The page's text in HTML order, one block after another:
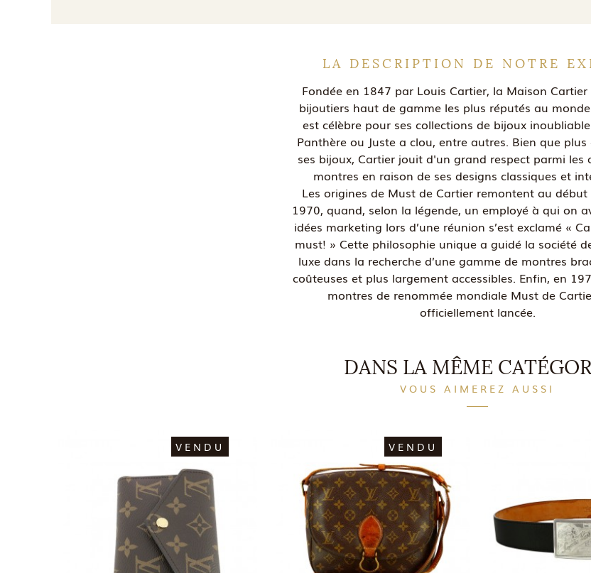
LA DESCRIPTION DE NOTRE
Fondée en 1847 par Louis Cartier, la Maison
bijoutiers haut de gamme les plus réputés au
est célèbre pour ses collections de bijoux
Panthère ou Juste a clou, entre autres. Bien que
ses bijoux, Cartier jouit d'un grand respect parmi les
montres en raison de ses designs classiques et
Les origines de Must de Cartier remontent au début
1970, quand, selon la légende, un employé à qui on
idées marketing lors d’une réunion s’est exclamé «
must! » Cette philosophie unique a guidé la société
luxe dans la recherche d’une gamme de montres
coûteuses et plus largement accessibles. Enfin, en
montres de renommée mondiale Must de
officiellement lancée.
DANS LA MÊME
VOUS AIMEREZ AUSSI
VENDU VENDU